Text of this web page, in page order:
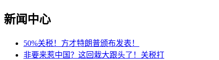
新闻中心
50%关税！方才特朗普颁布发表！
非要来惹中国？这回栽大跟头了！关税打